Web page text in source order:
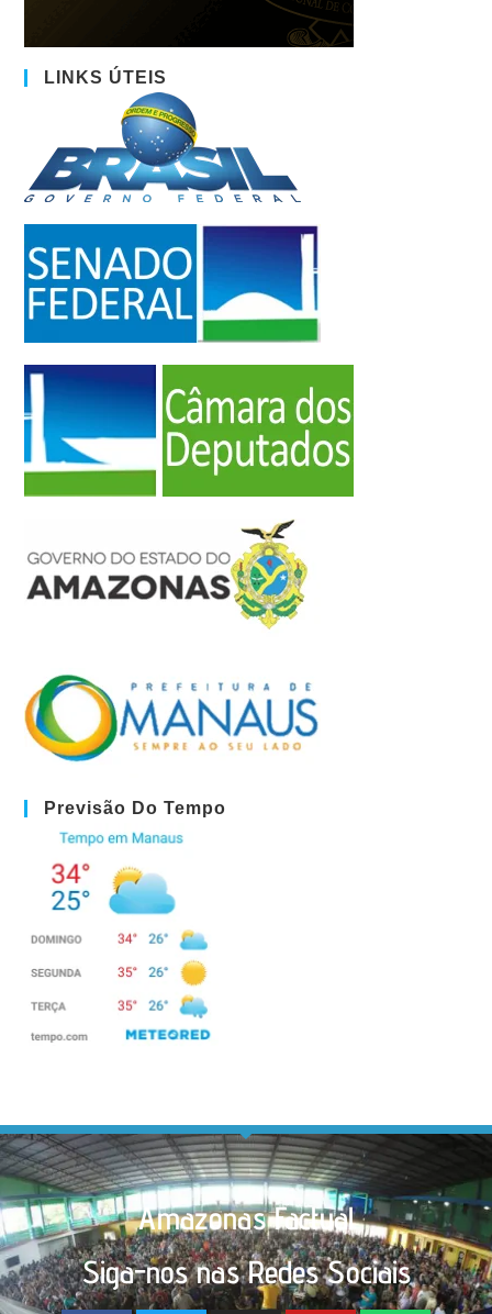
LINKS ÚTEIS
Previsão Do Tempo
Amazonas Factual
Siga-nos nas Redes Sociais